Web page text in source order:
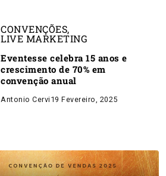
CONVENÇÕES,
LIVE MARKETING
Eventesse celebra 15 anos e
crescimento de 70% em
convenção anual
Antonio Cervi 19 Fevereiro, 2025